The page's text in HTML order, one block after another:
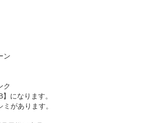
ン
ク
になります。
があります。